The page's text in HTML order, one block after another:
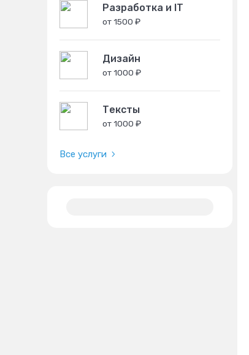
Разработка и IT
от 1500 ₽
Дизайн
от 1000 ₽
Тексты
от 1000 ₽
Все услуги